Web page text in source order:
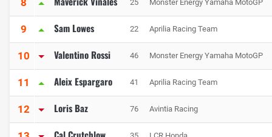
8 25 Monster Energy Yamaha MotoGP
9 Sam Lowes 22 Aprilia Racing Team
10 Valentino Rossi 46 Monster Energy Yamaha MotoGP
11 Aleix Espargaro 41 Aprilia Racing Team
12 Loris Baz 76 Avintia Racing